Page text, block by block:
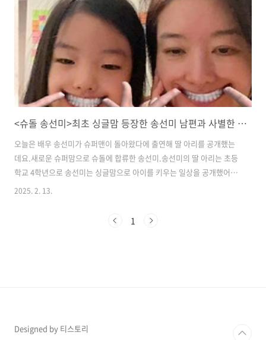
송선미의 사랑스러운 딸이자, 그녀의 삶의 큰 기쁨이자 힘이 되고 있습니
다.송선미의 '슈돌' 출연 배경송선미는 최근 자신의 SNS를 통해 '슈
돌'에 ..
<슈돌 송선미>최초 싱글맘 등장한 송선미 남편과 사별한 이유 (+동화책 아리코 무슨 내용?)
오늘은 배우 송선미가 슈퍼맨이 돌아왔다에 출연해 딸 아리를 공개했는
데요.​새로운 슈퍼맘으로 슈돌에 합류한 송선미.​송선미의 딸 아리는 초등
학교 4학년으로 송선미는 싱글맘으로 아이를 키우는 일상을 공개했어요.
​슈돌 최초 싱글맘 등장한 송선미 남편과 사별한 이유 (+동화책 아리코 무
났다"며 "아리에게 아빠에게 생긴 일을 시간별로, 그리고 나이에 맞춰 다
2025. 2. 13.
1
Designed by 티스토리